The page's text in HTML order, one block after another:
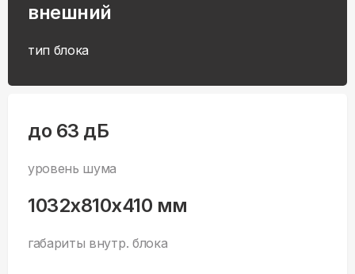
внешний
тип блока
до 63 дБ
уровень шума
1032x810x410 мм
габариты внутр. блока